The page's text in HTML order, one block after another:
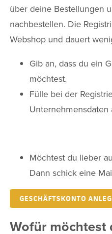
über deine Bestellungen
nachbestellen. Die
Webshop und dauert
Gib an, dass du ein
möchtest.
Fülle bei der
Unternehmensdaten
Möchtest du lieber
Dann schick eine
GESCHÄFTSKONTO
Wofür möchtest